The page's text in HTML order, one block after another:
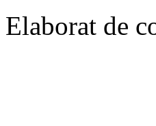
Elaborat de